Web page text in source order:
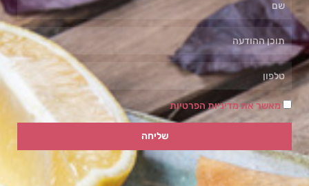
מאשר את מדיניות הפרטיות
שליחה